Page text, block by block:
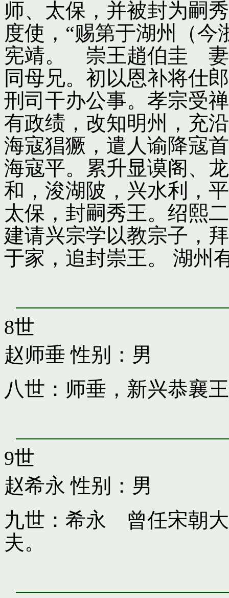
师、太保，并被封为嗣
度使，“赐第于湖州（今
宪靖。 崇王趙伯圭 妻
同母兄。初以恩补将仕
刑司干办公事。孝宗受
有政绩，改知明州，充
海寇猖獗，遣人谕降寇
海寇平。累升显谟阁、
和，浚湖陂，兴水利，
太保，封嗣秀王。绍熙
建请兴宗学以教宗子，
于家，追封崇王。 湖州
8世
赵师垂 性别：男
八世：师垂，新兴恭襄王
9世
赵希永 性别：男
九世：希永 曾任宋朝
夫。